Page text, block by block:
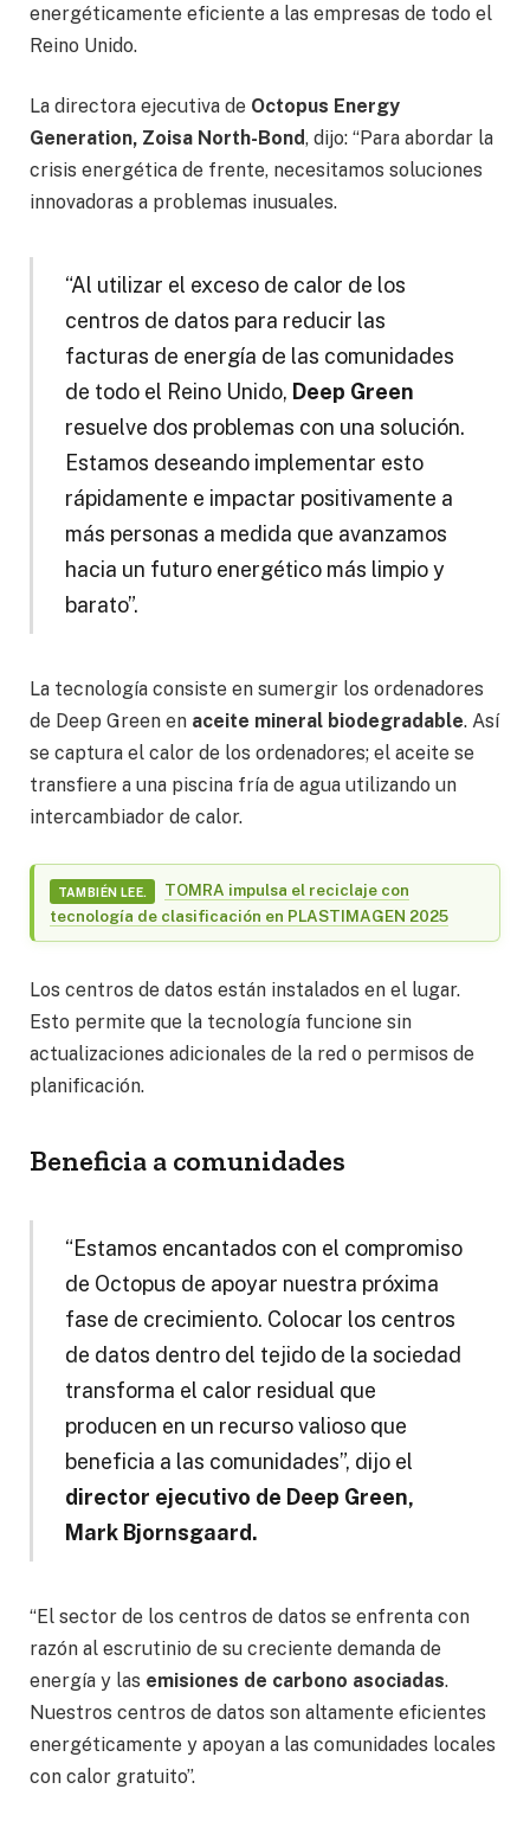
energéticamente eficiente a las empresas de todo el
Reino Unido.
La directora ejecutiva de Octopus Energy
Generation, Zoisa North-Bond, dijo: “Para abordar la
crisis energética de frente, necesitamos soluciones
innovadoras a problemas inusuales.
“Al utilizar el exceso de calor de los
centros de datos para reducir las
facturas de energía de las comunidades
de todo el Reino Unido, Deep Green
resuelve dos problemas con una solución.
Estamos deseando implementar esto
rápidamente e impactar positivamente a
más personas a medida que avanzamos
hacia un futuro energético más limpio y
barato”.
La tecnología consiste en sumergir los ordenadores
de Deep Green en aceite mineral biodegradable. Así
se captura el calor de los ordenadores; el aceite se
transfiere a una piscina fría de agua utilizando un
intercambiador de calor.
TAMBIÉN LEE.
TOMRA impulsa el reciclaje con
tecnología de clasificación en PLASTIMAGEN 2025
Los centros de datos están instalados en el lugar.
Esto permite que la tecnología funcione sin
actualizaciones adicionales de la red o permisos de
planificación.
Beneficia a comunidades
“Estamos encantados con el compromiso
de Octopus de apoyar nuestra próxima
fase de crecimiento. Colocar los centros
de datos dentro del tejido de la sociedad
transforma el calor residual que
producen en un recurso valioso que
beneficia a las comunidades”, dijo el
director ejecutivo de Deep Green,
Mark Bjornsgaard.
“El sector de los centros de datos se enfrenta con
razón al escrutinio de su creciente demanda de
energía y las emisiones de carbono asociadas.
Nuestros centros de datos son altamente eficientes
energéticamente y apoyan a las comunidades locales
con calor gratuito”.